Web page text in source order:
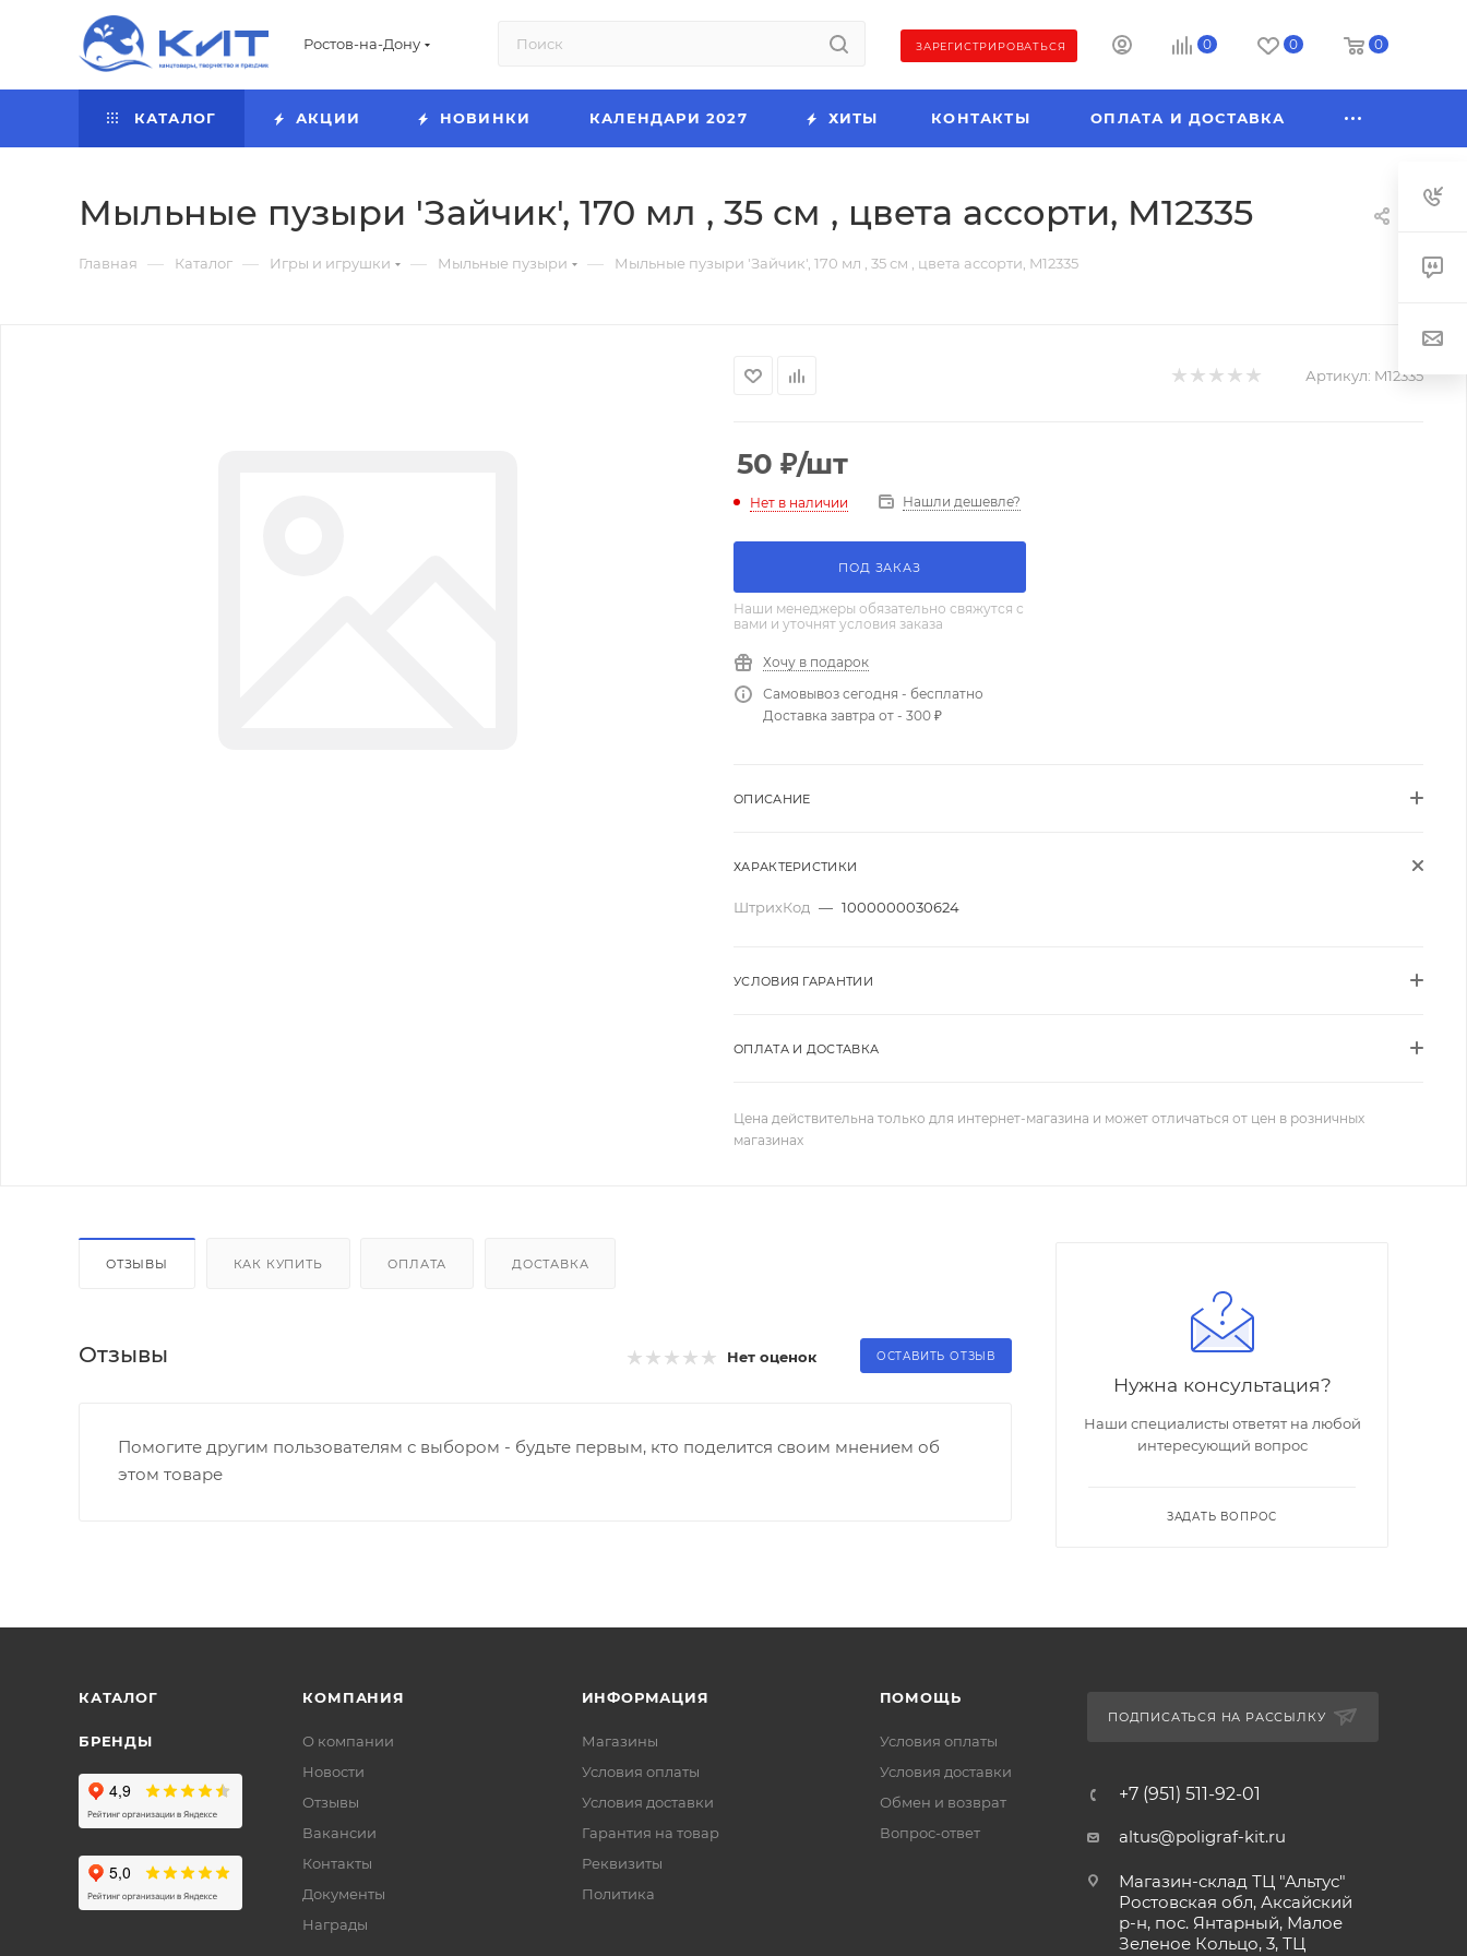
Ростов-на-Дону ЗАРЕГИСТРИРОВАТЬСЯ 0 0 0
КАТАЛОГ АКЦИИ НОВИНКИ КАЛЕНДАРИ 2027 ХИТЫ КОНТАКТЫ ОПЛАТА И ДОСТАВКА
Мыльные пузыри 'Зайчик', 170 мл , 35 см , цвета ассорти, M12335
Главная — Каталог — Игры и игрушки — Мыльные пузыри — Мыльные пузыри 'Зайчик', 170 мл , 35 см , цвета ассорти, M12335
Артикул: M12335
50 ₽/шт
Нет в наличии Нашли дешевле?
ПОД ЗАКАЗ
Наши менеджеры обязательно свяжутся с
вами и уточнят условия заказа
Хочу в подарок
Самовывоз сегодня - бесплатно
Доставка завтра от - 300 ₽
ОПИСАНИЕ
ХАРАКТЕРИСТИКИ
ШтрихКод — 1000000030624
УСЛОВИЯ ГАРАНТИИ
ОПЛАТА И ДОСТАВКА
Цена действительна только для интернет-магазина и может отличаться от цен в розничных
магазинах
ОТЗЫВЫ КАК КУПИТЬ ОПЛАТА ДОСТАВКА
Отзывы Нет оценок ОСТАВИТЬ ОТЗЫВ
Помогите другим пользователям с выбором - будьте первым, кто поделится своим мнением об
этом товаре
Нужна консультация?
Наши специалисты ответят на любой
интересующий вопрос
ЗАДАТЬ ВОПРОС
КАТАЛОГ
БРЕНДЫ
КОМПАНИЯ
О компании
Новости
Отзывы
Вакансии
Контакты
Документы
Награды
ИНФОРМАЦИЯ
Магазины
Условия оплаты
Условия доставки
Гарантия на товар
Реквизиты
Политика
ПОМОЩЬ
Условия оплаты
Условия доставки
Обмен и возврат
Вопрос-ответ
ПОДПИСАТЬСЯ НА РАССЫЛКУ
+7 (951) 511-92-01
altus@poligraf-kit.ru
Магазин-склад ТЦ "Альтус"
Ростовская обл, Аксайский
р-н, пос. Янтарный, Малое
Зеленое Кольцо, 3, ТЦ